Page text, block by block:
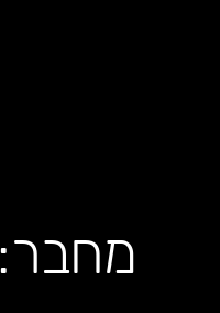
מחבר: